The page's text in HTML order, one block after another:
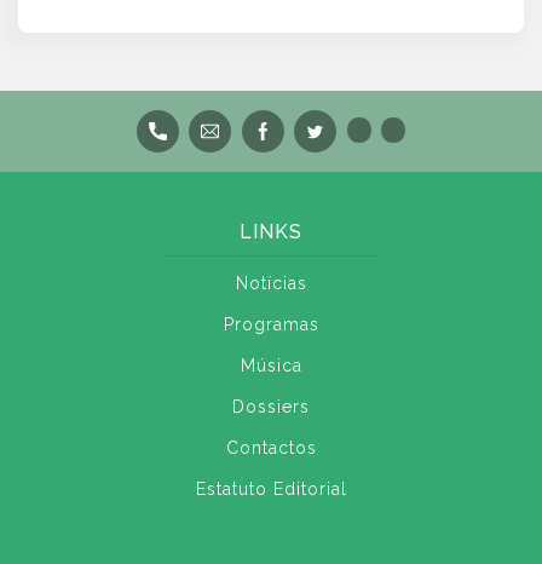
LINKS
Notícias
Programas
Música
Dossiers
Contactos
Estatuto Editorial